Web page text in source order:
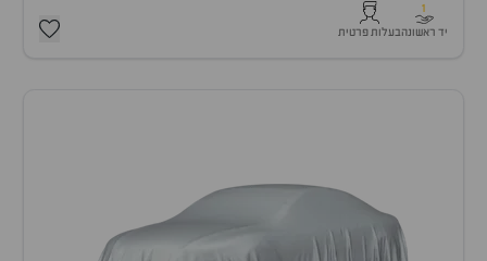
1
יד ראשונהבעלות פרטית